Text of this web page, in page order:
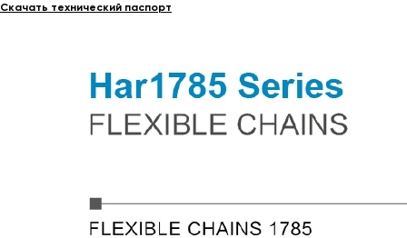
Скачать технический паспорт